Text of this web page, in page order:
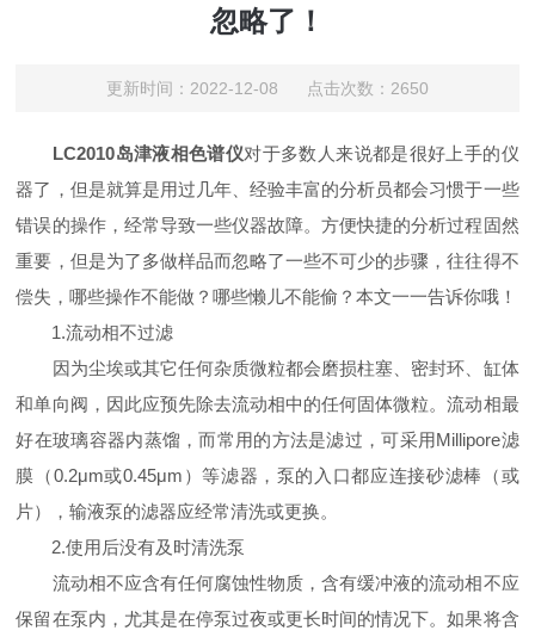
忽略了！
更新时间：2022-12-08 点击次数：2650
LC2010岛津液相色谱仪对于多数人来说都是很好上手的仪
器了，但是就算是用过几年、经验丰富的分析员都会习惯于一些
错误的操作，经常导致一些仪器故障。方便快捷的分析过程固然
重要，但是为了多做样品而忽略了一些不可少的步骤，往往得不
偿失，哪些操作不能做？哪些懒儿不能偷？本文一一告诉你哦！
1.流动相不过滤
因为尘埃或其它任何杂质微粒都会磨损柱塞、密封环、缸体
和单向阀，因此应预先除去流动相中的任何固体微粒。流动相最
好在玻璃容器内蒸馏，而常用的方法是滤过，可采用Millipore滤
膜（0.2μm或0.45μm）等滤器，泵的入口都应连接砂滤棒（或
片），输液泵的滤器应经常清洗或更换。
2.使用后没有及时清洗泵
流动相不应含有任何腐蚀性物质，含有缓冲液的流动相不应
保留在泵内，尤其是在停泵过夜或更长时间的情况下。如果将含